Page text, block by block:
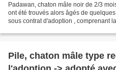
Padawan, chaton mâle noir de 2/3
ont été trouvés alors âgés de
sous contrat d'adoption , comprenant
Pile, chaton mâle type